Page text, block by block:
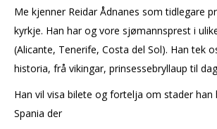
KONTAKT OSS
Me kjenner Reidar Ådnanes som tidlegare
kyrkje. Han har og vore sjømannsprest i
(Alicante, Tenerife, Costa del Sol). Han tek
historia, frå vikingar, prinsessebryllaup til
Han vil visa bilete og fortelja om stader han
Spania der